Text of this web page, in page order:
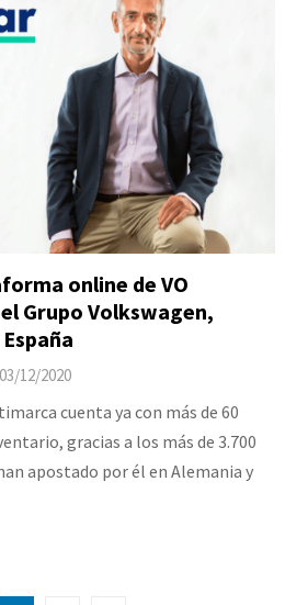
online de VO
Grupo Volkswagen,
03/12/2020
cuenta ya con más de 60
gracias a los más de 3.700
apostado por él en Alemania y